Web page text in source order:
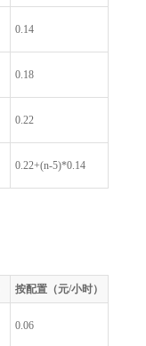
0.14
0.18
0.22
0.22+(n-5)*0.14
按配置（元/小时）
0.06